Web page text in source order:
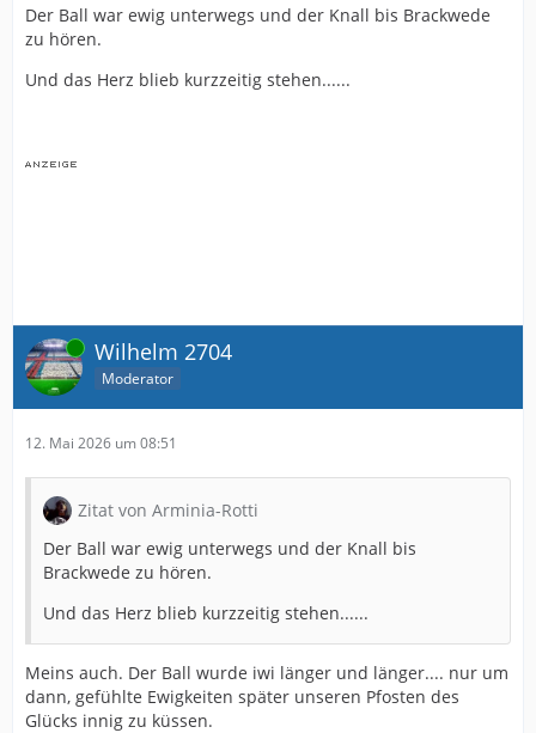
Der Ball war ewig unterwegs und der Knall bis Brackwede
zu hören.
Und das Herz blieb kurzzeitig stehen......
Online Wilhelm 2704
Moderator
12. Mai 2026 um 08:51
Zitat von Arminia-Rotti
Der Ball war ewig unterwegs und der Knall bis
Brackwede zu hören.
Und das Herz blieb kurzzeitig stehen......
Meins auch. Der Ball wurde iwi länger und länger.... nur um
dann, gefühlte Ewigkeiten später unseren Pfosten des
Glücks innig zu küssen.